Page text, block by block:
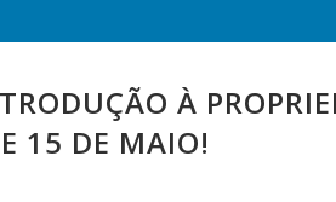
À
15 DE MAIO!